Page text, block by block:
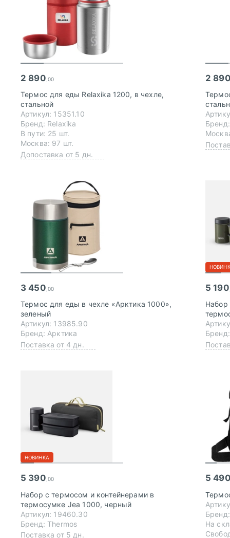
2 890 ,00
Термос для еды Relaxika 1200, в чехле,
стальной
Артикул: 15351.10
Бренд: Relaxika
В пути: 25 шт.
Москва: 97 шт.
Допоставка от 5 дн.
2
3 450 ,00
Термос для еды в чехле «Арктика 1000»,
зеленый
Артикул: 13985.90
Бренд: Арктика
Поставка от 4 дн.
5 190
Набор
НОВИНКА
5 390 ,00
Набор с термосом и контейнерами в
термосумке Jea 1000, черный
Артикул: 19460.30
Бренд: Thermos
Поставка от 5 дн.
5
На